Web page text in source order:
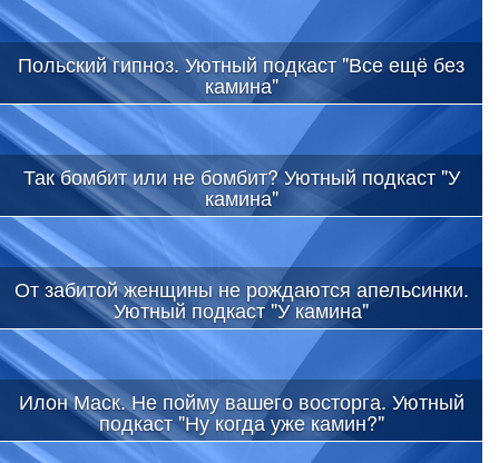
Польский гипноз. Уютный подкаст "Все ещё без
камина"
Так бомбит или не бомбит? Уютный подкаст "У
камина"
От забитой женщины не рождаются апельсинки.
Уютный подкаст "У камина"
Илон Маск. Не пойму вашего восторга. Уютный
подкаст "Ну когда уже камин?"